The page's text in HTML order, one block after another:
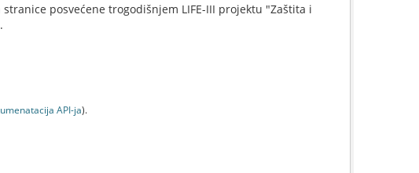
posvećene trogodišnjem LIFE-III projektu "Zaštita i
API-jа).